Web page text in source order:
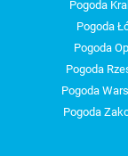
Pogoda
Pogoda
Pogoda
Pogoda
Pogoda
Pogoda